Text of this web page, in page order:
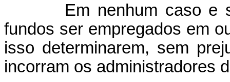
Em nenhum caso e sob
fundos ser empregados em
isso determinarem, sem
incorram os administradores